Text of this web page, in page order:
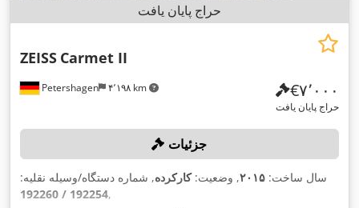
حراج پایان یافت
Petershagen ۴٬۱۹۸ km
ZEISS Carmet II
‎€۷٬۰۰۰
حراج پایان یافت
جزئیات
سال ساخت: ۲۰۱۵, وضعیت:کارکرده, شماره دستگاه/وسیله نقلیه:
192254 / 192260,